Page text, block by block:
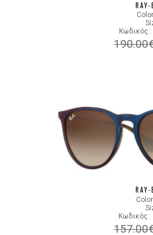
Κωδικός
190.00
Κωδικός :
157.00